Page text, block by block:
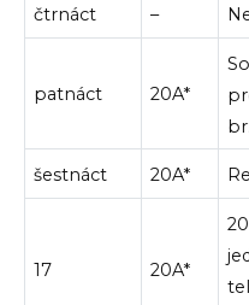
čtrnáct –
patnáct 20A*
šestnáct 20A*
17 20A*